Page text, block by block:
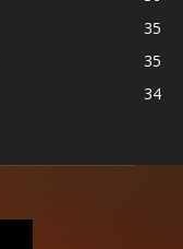
35
35
34